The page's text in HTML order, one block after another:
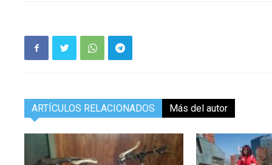
ARTÍCULOS RELACIONADOS Más del autor